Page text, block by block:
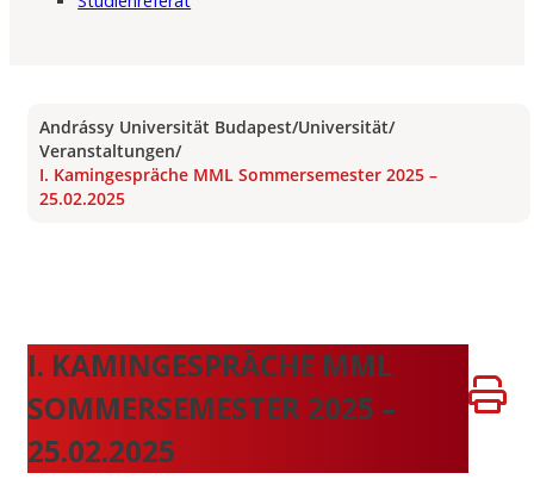
Andrássy Universität Budapest/Universität/
Veranstaltungen/
I. Kamingespräche MML Sommersemester 2025 –
25.02.2025
I. KAMINGESPRÄCHE MML
SOMMERSEMESTER 2025 –
25.02.2025